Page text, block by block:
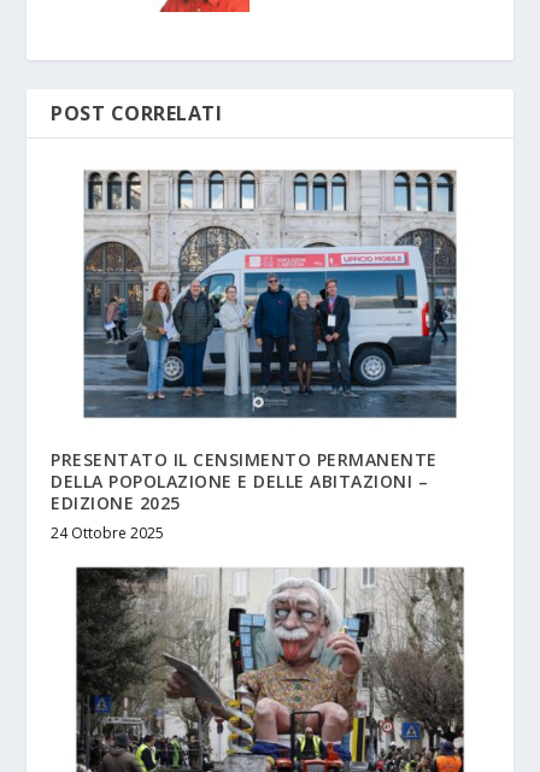
POST CORRELATI
PRESENTATO IL CENSIMENTO PERMANENTE
DELLA POPOLAZIONE E DELLE ABITAZIONI –
EDIZIONE 2025
24 Ottobre 2025